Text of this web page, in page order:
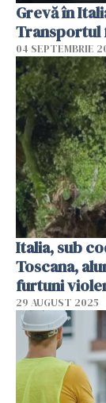
Grevă în
Transportul
04 SEPTEMBRIE
Italia, sub
Toscana,
furtuni
29 AUGUST 2025